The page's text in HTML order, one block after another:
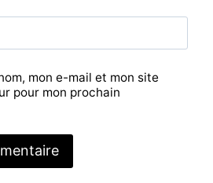
mon e-mail et mon site
pour mon prochain